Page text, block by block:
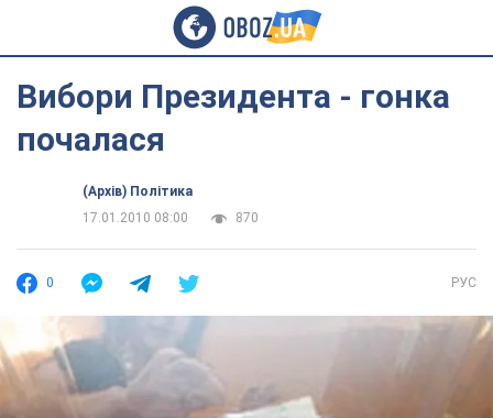
Вибори Президента - гонка
почалася
(Архів) Політика
17.01.2010 08:00
870
0 РУС